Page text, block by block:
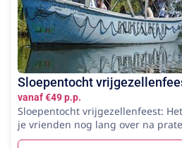
Sloepentocht
vanaf €49 p.p.
Sloepentocht vrijgezellenfeest:
je vrienden nog lang over na